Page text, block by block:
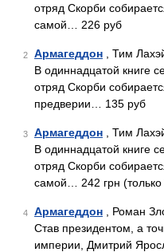
отряд Скорби
самой… 226 руб
2 Армагеддон , Тим
В одиннадцатой книге
отряд Скорби
предверии… 135 руб
3 Армагеддон , Тим
В одиннадцатой книге
отряд Скорби
самой… 242 грн (только
4 Армагеддон , Роман
Став президентом, а
империи, Дмитрий